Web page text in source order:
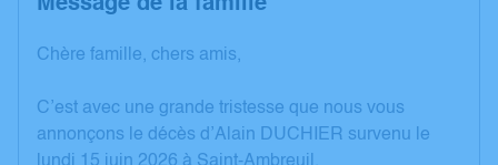
Message de la famille
Chère famille, chers amis,
C’est avec une grande tristesse que nous vous
annonçons le décès d’Alain DUCHIER survenu le